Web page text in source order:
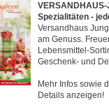
Spezialitäten -
Versandhaus
am Genuss.
Lebensmittel-
Geschenk- und
Mehr Infos sowie
Details anzeigen!